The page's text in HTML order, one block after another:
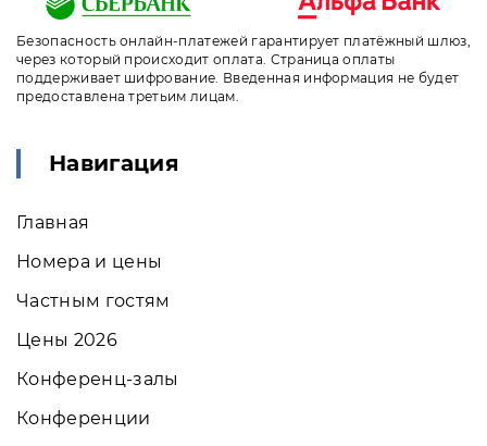
Безопасность онлайн-платежей гарантирует платёжный шлюз,
через который происходит оплата. Страница оплаты
поддерживает шифрование. Введенная информация не будет
предоставлена третьим лицам.
Навигация
Главная
Номера и цены
Частным гостям
Цены 2026
Конференц-залы
Конференции